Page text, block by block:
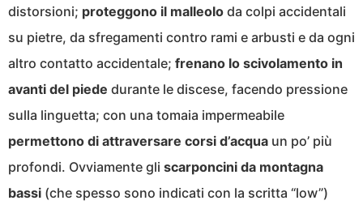
distorsioni; proteggono il malleolo da colpi accidentali
su pietre, da sfregamenti contro rami e arbusti e da ogni
altro contatto accidentale; frenano lo scivolamento in
avanti del piede durante le discese, facendo pressione
sulla linguetta; con una tomaia impermeabile
permettono di attraversare corsi d’acqua un po’ più
profondi. Ovviamente gli scarponcini da montagna
bassi (che spesso sono indicati con la scritta “low”)